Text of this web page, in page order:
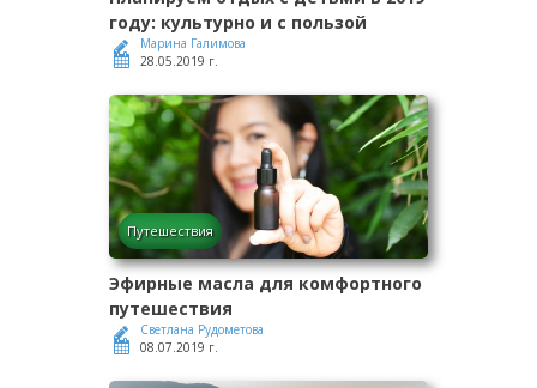
году: культурно и с пользой
Марина Галимова
28.05.2019 г.
Путешествия
Эфирные масла для комфортного
путешествия
Светлана Рудометова
08.07.2019 г.